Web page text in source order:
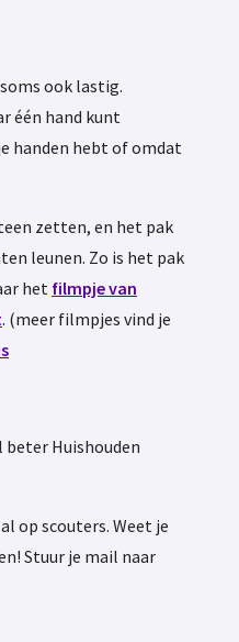
ook lastig.
één hand kunt
handen hebt of omdat
zetten, en het pak
leunen. Zo is het pak
het filmpje van
. (meer filmpjes vind je
beter Huishouden
op scouters. Weet je
Stuur je mail naar